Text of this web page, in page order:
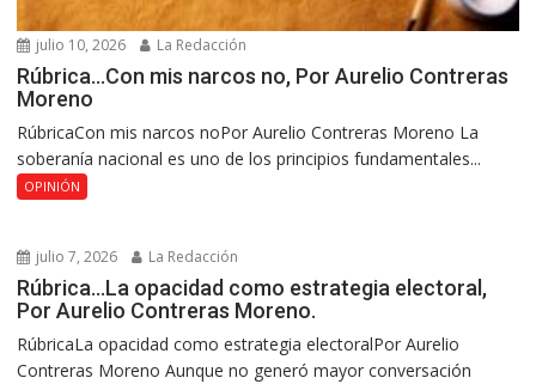
julio 10, 2026 La Redacción
Rúbrica…Con mis narcos no, Por Aurelio Contreras
Moreno
RúbricaCon mis narcos noPor Aurelio Contreras Moreno La
soberanía nacional es uno de los principios fundamentales...
OPINIÓN
julio 7, 2026 La Redacción
Rúbrica…La opacidad como estrategia electoral,
Por Aurelio Contreras Moreno.
RúbricaLa opacidad como estrategia electoralPor Aurelio
Contreras Moreno Aunque no generó mayor conversación